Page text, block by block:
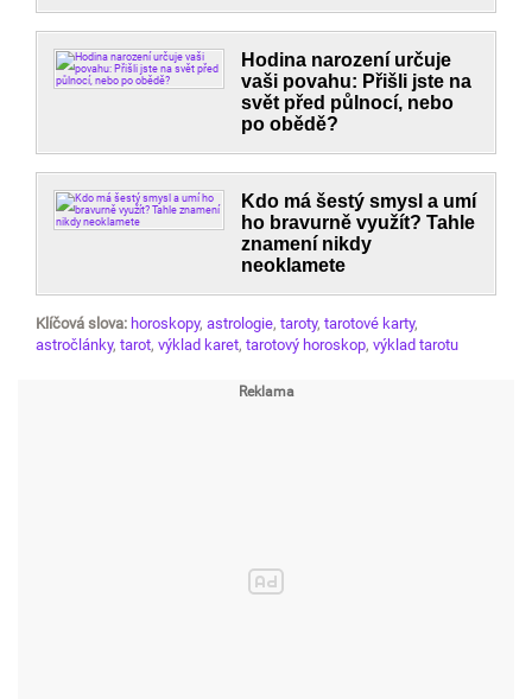
Hodina narození určuje
vaši povahu: Přišli jste na
svět před půlnocí, nebo
po obědě?
Kdo má šestý smysl a umí
ho bravurně využít? Tahle
znamení nikdy
neoklamete
Klíčová slova: horoskopy, astrologie, taroty, tarotové karty,
astročlánky, tarot, výklad karet, tarotový horoskop, výklad tarotu